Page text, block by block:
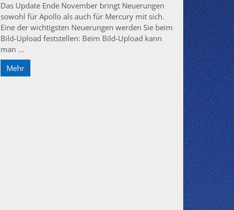
Das Update Ende November bringt Neuerungen
sowohl für Apollo als auch für Mercury mit sich.
Eine der wichtigsten Neuerungen werden Sie beim
Bild-Upload feststellen: Beim Bild-Upload kann
man ...
Mehr